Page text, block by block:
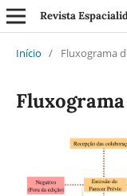
Revista
Início / Fluxograma